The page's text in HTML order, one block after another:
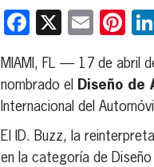
Facebook
X Email
MIAMI, FL — 17 de abril
nombrado el
Diseño de
Internacional del
El ID. Buzz, la
en la categoría de